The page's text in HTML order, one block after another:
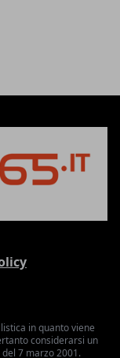
in quanto viene
considerarsi un
7 marzo 2001.